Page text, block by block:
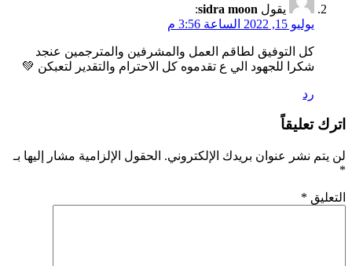
يقول sidra moon
:
يوليو 15, 2022 الساعة 3:56 م
كل التوفيق لطاقم العمل والمشرفين والمترجمين عنجد
شكرا للجهود الي ع تقدموه كل الاحترام والتقدير لتعبكن 💚
رد
اترك تعليقاً
لن يتم نشر عنوان بريدك الإلكتروني. الحقول الإلزامية مشار إليها بـ
*
التعليق *